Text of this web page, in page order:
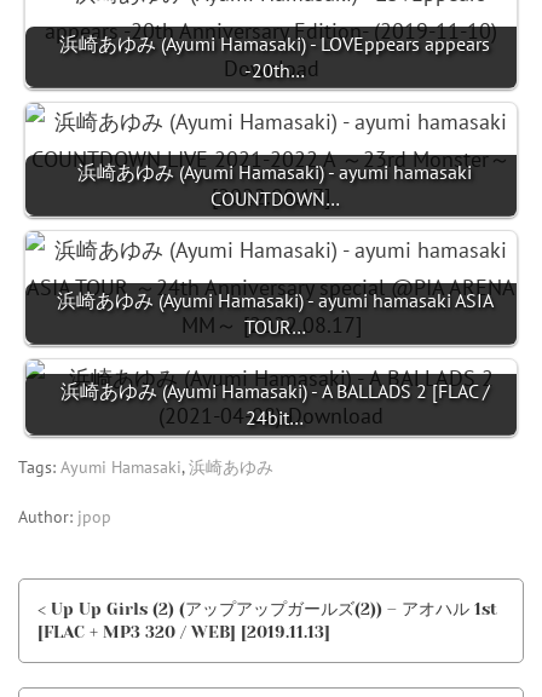
浜崎あゆみ (Ayumi Hamasaki) - LOVEppears appears
-20th…
浜崎あゆみ (Ayumi Hamasaki) - ayumi hamasaki
COUNTDOWN…
浜崎あゆみ (Ayumi Hamasaki) - ayumi hamasaki ASIA
TOUR…
浜崎あゆみ (Ayumi Hamasaki) - A BALLADS 2 [FLAC /
24bit…
Tags: Ayumi Hamasaki,浜崎あゆみ
Author: jpop
< Up Up Girls (2) (アップアップガールズ(2)) – アオハル 1st
[FLAC + MP3 320 / WEB] [2019.11.13]